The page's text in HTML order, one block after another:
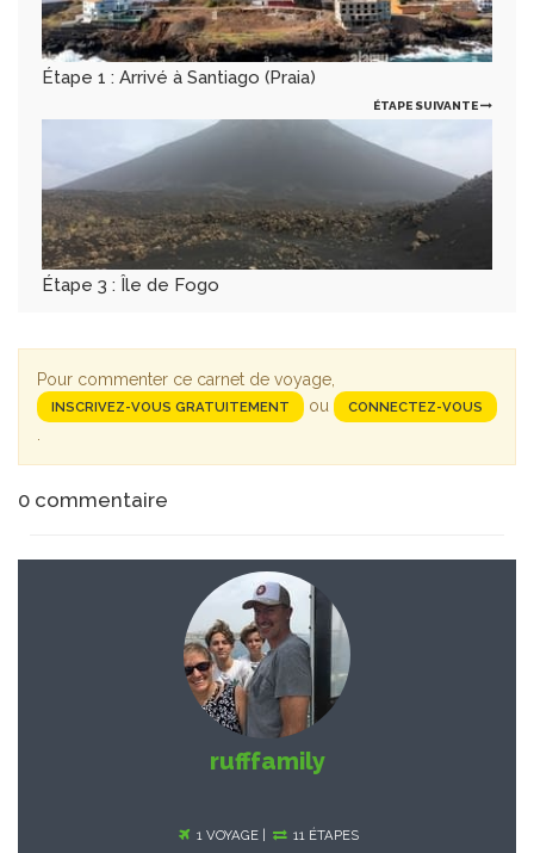
Étape 1 : Arrivé à Santiago (Praia)
ÉTAPE SUIVANTE
Étape 3 : Île de Fogo
Pour commenter ce carnet de voyage,
INSCRIVEZ-VOUS GRATUITEMENT ou CONNECTEZ-VOUS
0 commentaire
rufffamily
1 VOYAGE | 11 ÉTAPES